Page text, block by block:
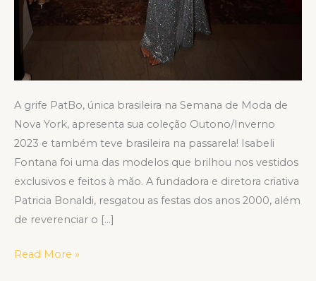
A grife PatBo, única brasileira na Semana de Moda de
Nova York, apresenta sua coleção Outono/Inverno
2023 e também teve brasileira na passarela! Isabeli
Fontana foi uma das modelos que brilhou nos vestidos
exclusivos e feitos à mão. A fundadora e diretora criativa
Patricia Bonaldi, resgatou as festas dos anos 2000, além
de reverenciar o […]
Read More »